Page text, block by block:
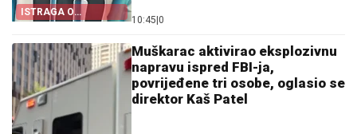
ISTRAGA O
POSLOVANJU
10:45 0
Muškarac aktivirao eksplozivnu
napravu ispred FBI-ja,
povrijeđene tri osobe, oglasio se
direktor Kaš Patel